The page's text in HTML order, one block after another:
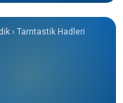
› Tamtastik Hadleri